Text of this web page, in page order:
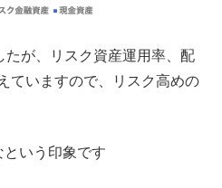
たが、リスク資産運用率、配
ていますので、リスク高めの
いう印象です